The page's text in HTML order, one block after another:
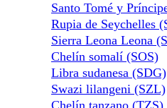
Santo Tomé y
Rupia de Seychelles
Sierra Leona Leona
Chelín somalí (SOS)
Libra sudanesa (SDG)
Swazi lilangeni (SZL)